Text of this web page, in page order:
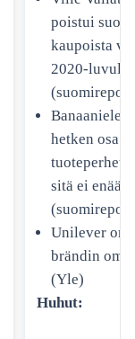
poistui
kaupoista
2020-luvulle
hetken osa
sitä ei enää
Unilever on
brändin
(Yle)
Huhut: